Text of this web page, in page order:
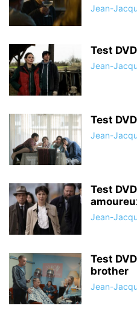
Jean-
Test
Jean-
Test
Jean-
Test
Jean-
Test
brother
Jean-